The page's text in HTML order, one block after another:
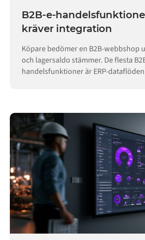
B2B-e-
kräver integration
Köpare bedömer en B2B-webbshop
och lagersaldo stämmer. De flesta
handelsfunktioner är ERP-